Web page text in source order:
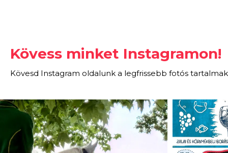
Kövess minket Instagramon!
Kövesd Instagram oldalunk a legfrissebb fotós